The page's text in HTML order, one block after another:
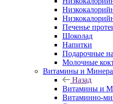
Печенье
Шоколад
Напитки
Подарочные
Молочные
Витамины и
Назад
Витамины и
Витаминно-